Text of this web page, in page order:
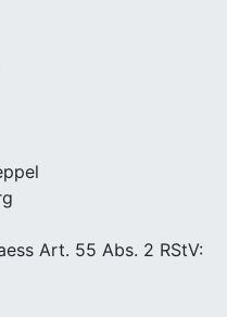
Art. 55 Abs. 2 RStV: